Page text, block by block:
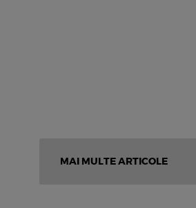
MAI MULTE ARTICOLE